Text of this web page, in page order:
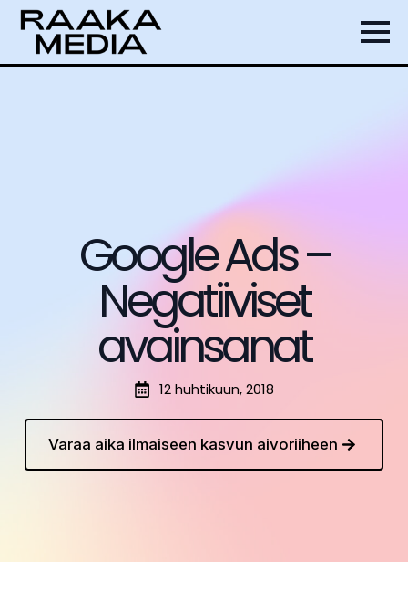
Google Ads –
Negatiiviset
avainsanat
12 huhtikuun, 2018
Varaa aika ilmaiseen kasvun aivoriiheen